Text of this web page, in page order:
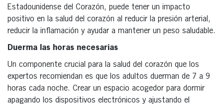
Estadounidense del Corazón, puede tener un impacto
positivo en la salud del corazón al reducir la presión arterial,
reducir la inflamación y ayudar a mantener un peso saludable.
Duerma las horas necesarias
Un componente crucial para la salud del corazón que los
expertos recomiendan es que los adultos duerman de 7 a 9
horas cada noche. Crear un espacio acogedor para dormir
apagando los dispositivos electrónicos y ajustando el